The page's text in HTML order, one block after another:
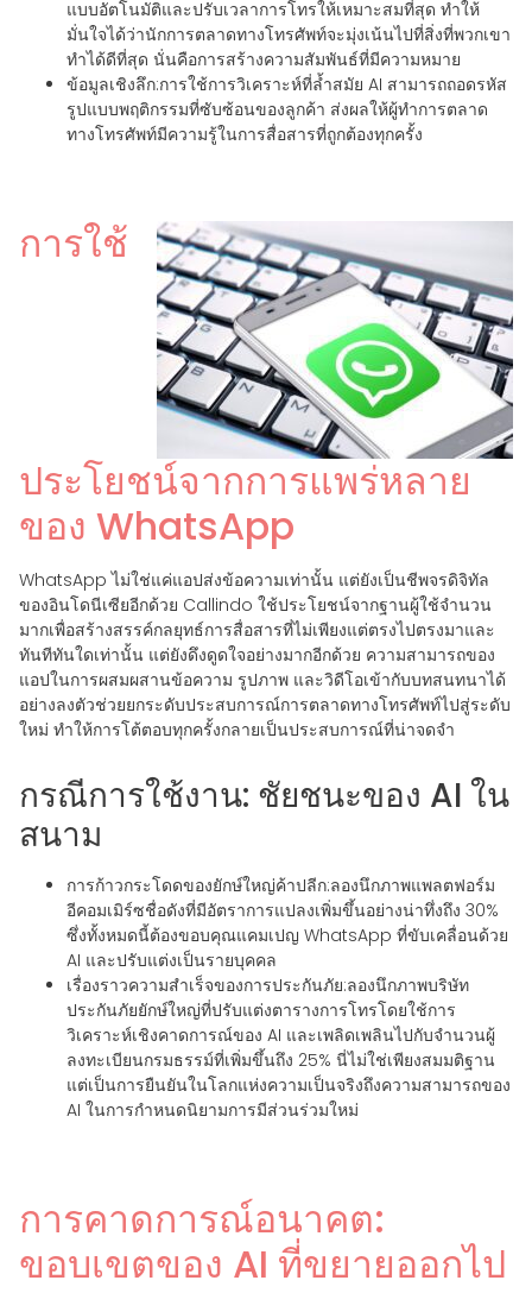
แบบอัตโนมัติและปรับเวลาการโทรให้เหมาะสมที่สุด ทำให้
มั่นใจได้ว่านักการตลาดทางโทรศัพท์จะมุ่งเน้นไปที่สิ่งที่พวกเขา
ทำได้ดีที่สุด นั่นคือการสร้างความสัมพันธ์ที่มีความหมาย
ข้อมูลเชิงลึก:การใช้การวิเคราะห์ที่ล้ำสมัย AI สามารถถอดรหัส
รูปแบบพฤติกรรมที่ซับซ้อนของลูกค้า ส่งผลให้ผู้ทำการตลาด
ทางโทรศัพท์มีความรู้ในการสื่อสารที่ถูกต้องทุกครั้ง
การใช้
ประโยชน์จากการแพร่หลาย
ของ WhatsApp
WhatsApp ไม่ใช่แค่แอปส่งข้อความเท่านั้น แต่ยังเป็นชีพจรดิจิทัล
ของอินโดนีเซียอีกด้วย Callindo ใช้ประโยชน์จากฐานผู้ใช้จำนวน
มากเพื่อสร้างสรรค์กลยุทธ์การสื่อสารที่ไม่เพียงแต่ตรงไปตรงมาและ
ทันทีทันใดเท่านั้น แต่ยังดึงดูดใจอย่างมากอีกด้วย ความสามารถของ
แอปในการผสมผสานข้อความ รูปภาพ และวิดีโอเข้ากับบทสนทนาได้
อย่างลงตัวช่วยยกระดับประสบการณ์การตลาดทางโทรศัพท์ไปสู่ระดับ
ใหม่ ทำให้การโต้ตอบทุกครั้งกลายเป็นประสบการณ์ที่น่าจดจำ
กรณีการใช้งาน: ชัยชนะของ AI ใน
สนาม
การก้าวกระโดดของยักษ์ใหญ่ค้าปลีก:ลองนึกภาพแพลตฟอร์ม
อีคอมเมิร์ซชื่อดังที่มีอัตราการแปลงเพิ่มขึ้นอย่างน่าทึ่งถึง 30%
ซึ่งทั้งหมดนี้ต้องขอบคุณแคมเปญ WhatsApp ที่ขับเคลื่อนด้วย
AI และปรับแต่งเป็นรายบุคคล
เรื่องราวความสำเร็จของการประกันภัย:ลองนึกภาพบริษัท
ประกันภัยยักษ์ใหญ่ที่ปรับแต่งตารางการโทรโดยใช้การ
วิเคราะห์เชิงคาดการณ์ของ AI และเพลิดเพลินไปกับจำนวนผู้
ลงทะเบียนกรมธรรม์ที่เพิ่มขึ้นถึง 25% นี่ไม่ใช่เพียงสมมติฐาน
แต่เป็นการยืนยันในโลกแห่งความเป็นจริงถึงความสามารถของ
AI ในการกำหนดนิยามการมีส่วนร่วมใหม่
การคาดการณ์อนาคต:
ขอบเขตของ AI ที่ขยายออกไป